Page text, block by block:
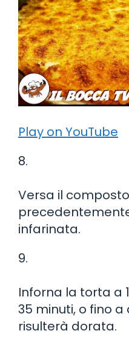
Play on YouTube
8.
Versa il
infarinata.
9.
Inforna la torta a
35 minuti, o fino
risulterà dorata.